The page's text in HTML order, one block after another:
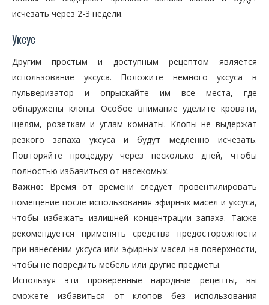
исчезать через 2-3 недели.
Уксус
Другим простым и доступным рецептом является
использование уксуса. Положите немного уксуса в
пульверизатор и опрыскайте им все места, где
обнаружены клопы. Особое внимание уделите кровати,
щелям, розеткам и углам комнаты. Клопы не выдержат
резкого запаха уксуса и будут медленно исчезать.
Повторяйте процедуру через несколько дней, чтобы
полностью избавиться от насекомых.
Важно: Время от времени следует провентилировать
помещение после использования эфирных масел и уксуса,
чтобы избежать излишней концентрации запаха. Также
рекомендуется применять средства предосторожности
при нанесении уксуса или эфирных масел на поверхности,
чтобы не повредить мебель или другие предметы.
Используя эти проверенные народные рецепты, вы
сможете избавиться от клопов без использования